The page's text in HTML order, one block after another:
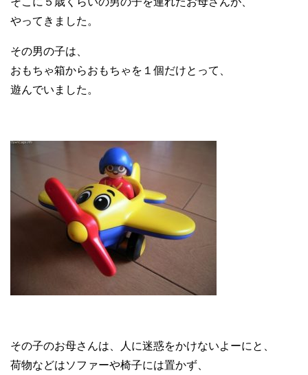
やってきました。
その男の子は、
おもちゃ箱からおもちゃを１個だけとって、
遊んでいました。
その子のお母さんは、人に迷惑をかけないよーにと、
荷物などはソファーや椅子には置かず、